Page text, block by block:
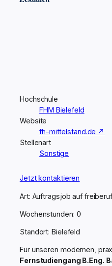
Hochschule
FHM Bielefeld
Website
fh-mittelstand.de ↗
Stellenart
Sonstige
Jetzt kontaktieren
Art: Auftragsjob auf
Wochenstunden: 0
Standort: Bielefeld
Für unseren modernen,
Fernstudiengang B.Eng.